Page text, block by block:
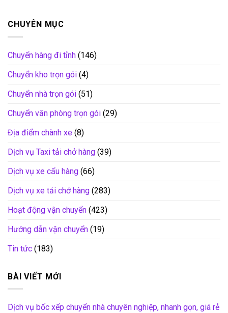
CHUYÊN MỤC
Chuyển hàng đi tỉnh (146)
Chuyển kho trọn gói (4)
Chuyển nhà trọn gói (51)
Chuyển văn phòng trọn gói (29)
Địa điểm chành xe (8)
Dịch vụ Taxi tải chở hàng (39)
Dịch vụ xe cẩu hàng (66)
Dịch vụ xe tải chở hàng (283)
Hoạt động vận chuyển (423)
Hướng dẫn vận chuyển (19)
Tin tức (183)
BÀI VIẾT MỚI
Dịch vụ bốc xếp chuyển nhà chuyên nghiệp, nhanh gọn, giá rẻ